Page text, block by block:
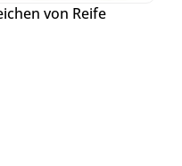
von Reife